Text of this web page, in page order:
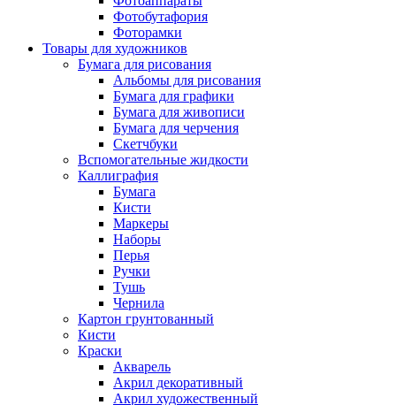
Фотобутафория
Фоторамки
Товары для художников
Бумага для рисования
Альбомы для рисования
Бумага для графики
Бумага для живописи
Бумага для черчения
Скетчбуки
Вспомогательные жидкости
Каллиграфия
Бумага
Кисти
Маркеры
Наборы
Перья
Ручки
Тушь
Чернила
Картон грунтованный
Кисти
Краски
Акварель
Акрил декоративный
Акрил художественный